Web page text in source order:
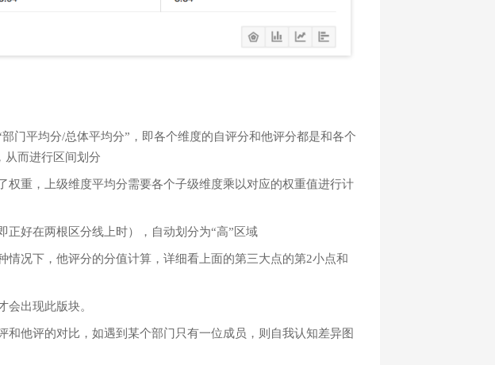
门平均分/总体平均分”，即各个维度的自评分和他评分都是和各个
从而进行区间划分
权重，上级维度平均分需要各个子级维度乘以对应的权重值进行计
正好在两根区分线上时），自动划分为“高”区域
情况下，他评分的分值计算，详细看上面的第三大点的第2小点和
会出现此版块。
和他评的对比，如遇到某个部门只有一位成员，则自我认知差异图